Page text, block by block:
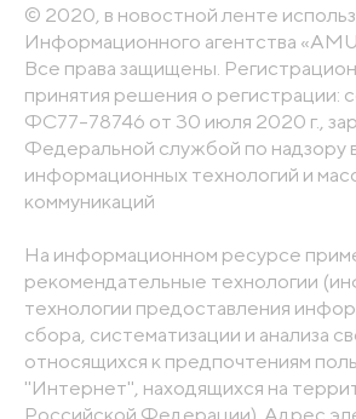
© 2020, в новостной ленте
Информационного агентства
Все права защищены.
принятия решения о
ФС77-78746 от 30 июля 2020 г.,
Федеральной службой по надзору
информационных технологий и
коммуникаций
На информационном ресурсе
рекомендательные технологии
технологии предоставления
сбора, систематизации и анализа
относящихся к предпочтениям
"Интернет", находящихся на
Российской Федерации). Адрес